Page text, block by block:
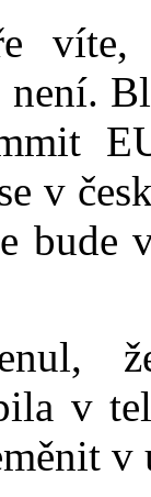
není.
v
bude
v